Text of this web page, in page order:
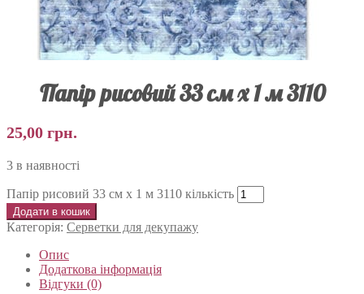
Папір рисовий 33 см х 1 м 3110
25,00 грн.
3 в наявності
Папір рисовий 33 см х 1 м 3110 кількість
Додати в кошик
Категорія: Серветки для декупажу
Опис
Додаткова інформація
Відгуки (0)